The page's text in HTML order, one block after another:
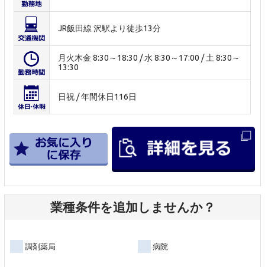
JR飯田線 沢駅より徒歩13分
月火木金 8:30～18:30 / 水 8:30～17:00 / 土 8:30～
13:30
日祝 / 年間休日116日
業種条件を追加しませんか？
調剤薬局 病院